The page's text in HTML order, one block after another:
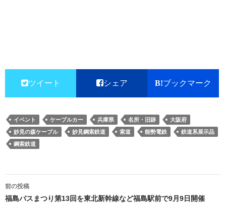
ツイート シェア ブックマーク
イベント ケーブルカー 兵庫県 名所・旧跡
大阪府
妙見の森ケーブル
妙見鋼索鉄道 索道 能勢電鉄
鉄道系展示品
鋼索鉄道
投
稿
前の投稿
福島バスまつり第13回を東北新幹線など福島駅前で9月9日開催